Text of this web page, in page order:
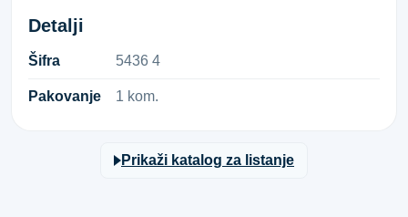
Detalji
Šifra 5​4​3​6​ ​4​
Pakovanje 1 kom.
Prikaži katalog za listanje